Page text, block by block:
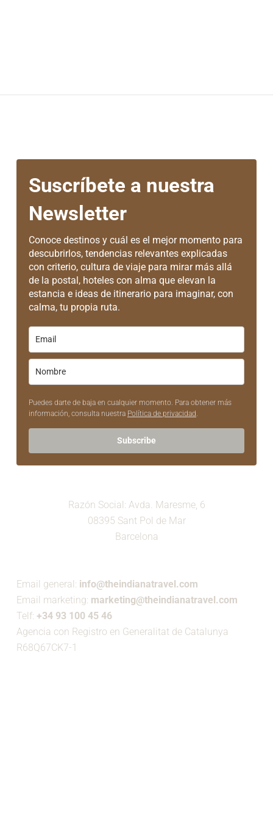
Suscríbete a nuestra
Newsletter
Conoce destinos y cuál es el mejor momento para
descubrirlos, tendencias relevantes explicadas
con criterio, cultura de viaje para mirar más allá
de la postal, hoteles con alma que elevan la
estancia e ideas de itinerario para imaginar, con
calma, tu propia ruta.
Puedes darte de baja en cualquier momento. Para obtener más
información, consulta nuestra Política de privacidad.
Subscribe
Razón Social: Avda. Maresme, 6
08395 Sant Pol de Mar
Barcelona
Email general: info@theindianatravel.com
Email marketing: marketing@theindianatravel.com
Telf: +34 93 100 45 46
Agencia con Registro en Generalitat de Catalunya
R68Q67CK7-1